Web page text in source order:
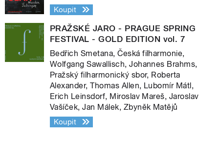
Koupit
PRAŽSKÉ JARO - PRAGUE SPRING
FESTIVAL - GOLD EDITION vol. 7
Bedřich Smetana, Česká filharmonie,
Wolfgang Sawallisch, Johannes Brahms,
Pražský filharmonický sbor, Roberta
Alexander, Thomas Allen, Lubomír Mátl,
Erich Leinsdorf, Miroslav Mareš, Jaroslav
Vašíček, Jan Málek, Zbyněk Matějů
Koupit